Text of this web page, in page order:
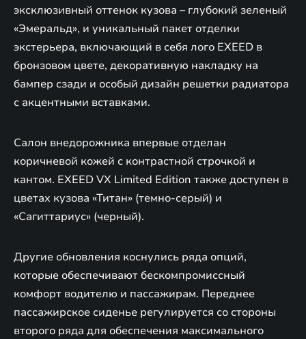
эксклюзивный оттенок кузова – глубокий зеленый
«Эмеральд», и уникальный пакет отделки
экстерьера, включающий в себя лого EXEED в
бронзовом цвете, декоративную накладку на
бампер сзади и особый дизайн решетки радиатора
с акцентными вставками.
Салон внедорожника впервые отделан
коричневой кожей с контрастной строчкой и
кантом. EXEED VX Limited Edition также доступен в
цветах кузова «Титан» (темно-серый) и
«Сагиттариус» (черный).
Другие обновления коснулись ряда опций,
которые обеспечивают бескомпромиссный
комфорт водителю и пассажирам. Переднее
пассажирское сиденье регулируется со стороны
второго ряда для обеспечения максимального